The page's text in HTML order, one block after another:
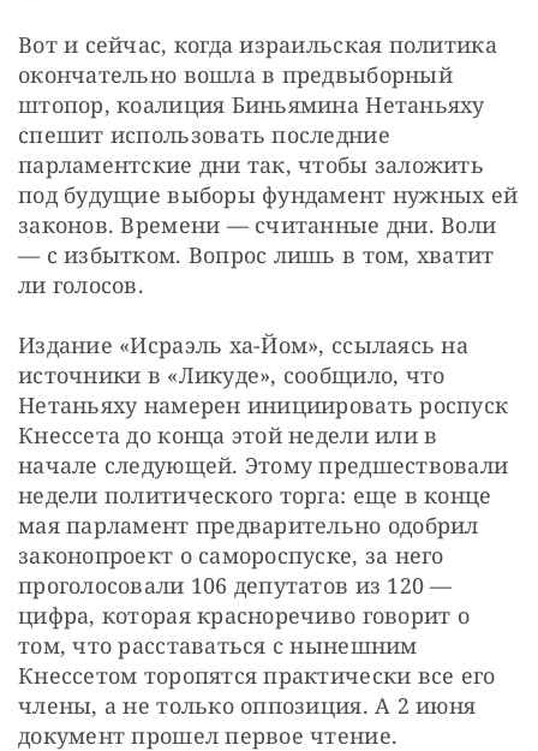
Вот и сейчас, когда израильская политика
окончательно вошла в предвыборный
штопор, коалиция Биньямина Нетаньяху
спешит использовать последние
парламентские дни так, чтобы заложить
под будущие выборы фундамент нужных ей
законов. Времени — считанные дни. Воли
— с избытком. Вопрос лишь в том, хватит
ли голосов.
Издание «Исраэль ха-Йом», ссылаясь на
источники в «Ликуде», сообщило, что
Нетаньяху намерен инициировать роспуск
Кнессета до конца этой недели или в
начале следующей. Этому предшествовали
недели политического торга: еще в конце
мая парламент предварительно одобрил
законопроект о самороспуске, за него
проголосовали 106 депутатов из 120 —
цифра, которая красноречиво говорит о
том, что расставаться с нынешним
Кнессетом торопятся практически все его
члены, а не только оппозиция. А 2 июня
документ прошел первое чтение.